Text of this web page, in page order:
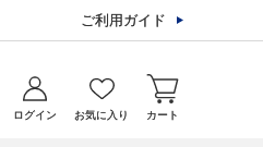
ご利用ガイド
ログイン お気に入り カート